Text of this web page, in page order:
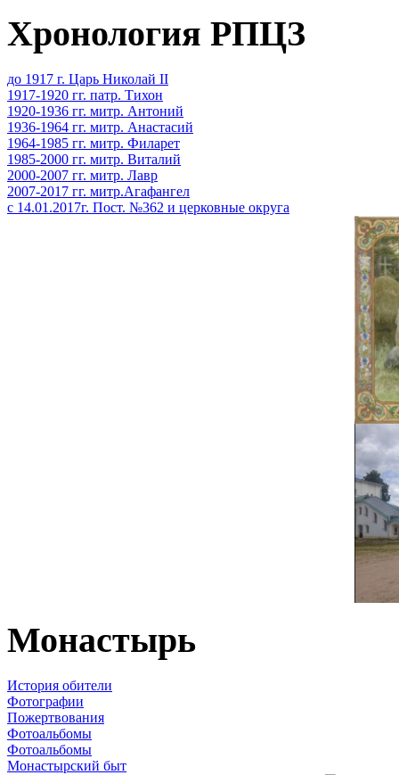
Хронология РПЦЗ
до 1917 г. Царь Николай II
1917-1920 гг. патр. Тихон
1920-1936 гг. митр. Антоний
1936-1964 гг. митр. Анастасий
1964-1985 гг. митр. Филарет
1985-2000 гг. митр. Виталий
2000-2007 гг. митр. Лавр
2007-2017 гг. митр.Агафангел
с 14.01.2017г. Пост. №362 и церковные округа
Монастырь
История обители
Фотографии
Пожертвования
Фотоальбомы
Фотоальбомы
Монастырский быт